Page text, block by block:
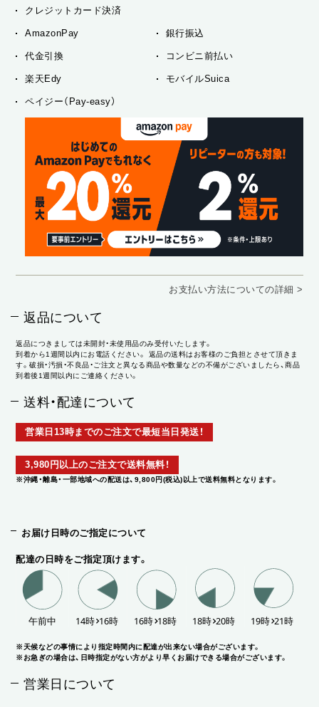
クレジットカード決済
AmazonPay 銀行振込
代金引換 コンビニ前払い
楽天Edy モバイルSuica
ペイジー（Pay-easy）
お支払い方法についての詳細 >
返品について
返品につきましては未開封・未使用品のみ受付いたします。
到着から1週間以内にお電話ください。 返品の送料はお客様のご負担とさせて頂きま
す。破損・汚損・不良品・ご注文と異なる商品や数量などの不備がございましたら、商品
到着後1週間以内にご連絡ください。
送料・配達について
営業日13時までのご注文で最短当日発送！
3,980円以上のご注文で送料無料！
※沖縄・離島・一部地域への配送は、9,800円(税込)以上で送料無料となります。
お届け日時のご指定について
配達の日時をご指定頂けます。
※天候などの事情により指定時間内に配達が出来ない場合がございます。
※お急ぎの場合は、日時指定がない方がより早くお届けできる場合がございます。
営業日について